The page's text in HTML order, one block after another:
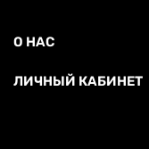
О НАС
ЛИЧНЫЙ КАБИНЕТ